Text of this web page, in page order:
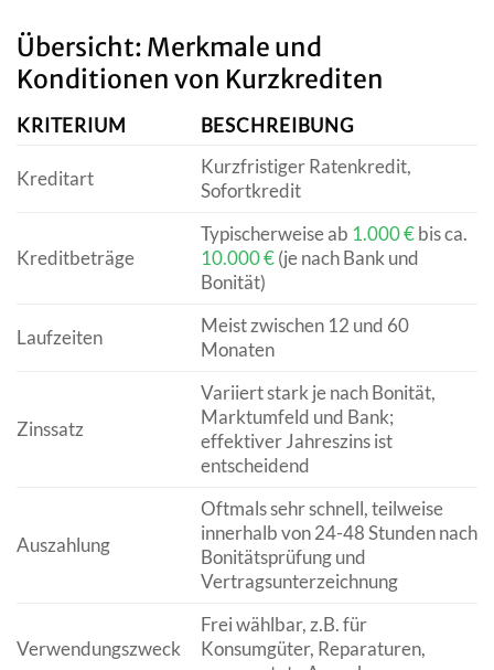
Übersicht: Merkmale und
Konditionen von Kurzkrediten
KRITERIUM BESCHREIBUNG
Kreditart
Kurzfristiger Ratenkredit,
Sofortkredit
Kreditbeträge
Typischerweise ab 1.000 €bis ca.
10.000 €(je nach Bank und
Bonität)
Laufzeiten
Meist zwischen 12 und 60
Monaten
Zinssatz
Variiert stark je nach Bonität,
Marktumfeld und Bank;
effektiver Jahreszins ist
entscheidend
Auszahlung
Oftmals sehr schnell, teilweise
innerhalb von 24-48 Stunden nach
Bonitätsprüfung und
Vertragsunterzeichnung
Verwendungszweck
Frei wählbar, z.B. für
Konsumgüter, Reparaturen,